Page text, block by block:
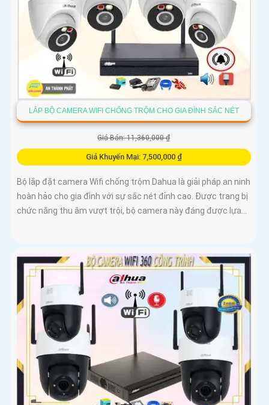
LẮP BỘ CAMERA WIFI CHỐNG TRỘM CHO GIA ĐÌNH SẮC NÉT
Giá Bán: 11,360,000 ₫
Giá Khuyến Mại: 7,500,000 ₫
Bộ lắp đặt camera Wifi chống trộm Dahua là giải pháp an ninh
hoàn hảo cho gia đình với sự sắc nét đỉnh cao. Được trang bị
chức năng thu âm vượt trội, bộ camera này đáng được lựa...